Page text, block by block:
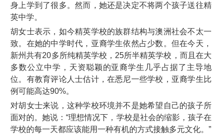
身上学到了很多。然而，她还是决定不将两个孩子送往精
英中学。
胡女士表示，如今精英学校的族群结构与澳洲社会不太一
致。在她的中学时代，亚裔学生依然占少数。但在今天，
新州共有20多所纯精英学校，25所半精英学校，而且在大
多数公立中学，天资聪颖的亚裔学生几乎占据了主导地
位。有教育评论人士估计，在悉尼一些学校，亚裔学生比
例可能高达90%。
对胡女士来说，这种学校环境并不是她希望自己的孩子所
面对的。她说：“理想情况下，学校是社会的缩影，孩子在
学校的每一天都应该能用一种有机的方式接触多元文化。”